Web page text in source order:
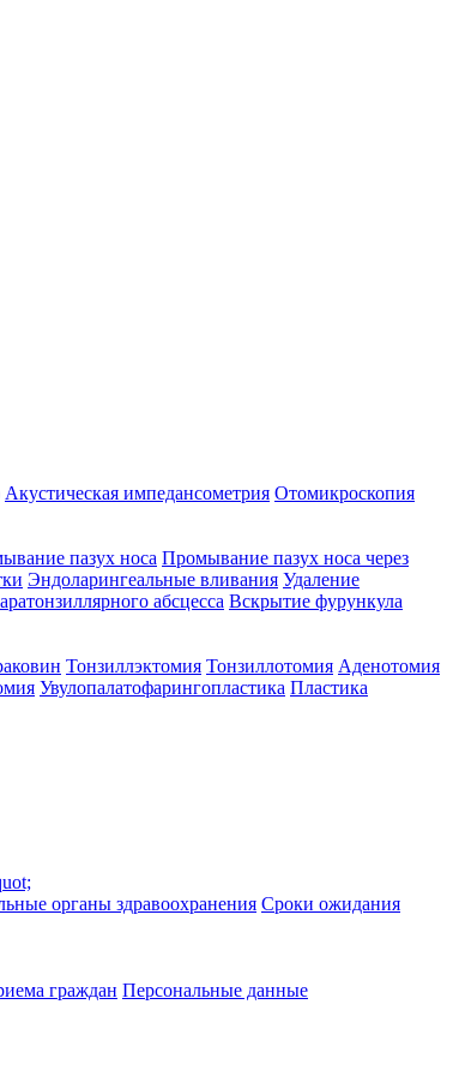
Акустическая импедансометрия Отомикроскопия
пазух носа Промывание пазух носа через
Эндоларингеальные вливания Удаление
абсцесса Вскрытие фурункула
Тонзиллэктомия Тонзиллотомия Аденотомия
Увулопалатофарингопластика Пластика
органы здравоохранения Сроки ожидания
граждан Персональные данные